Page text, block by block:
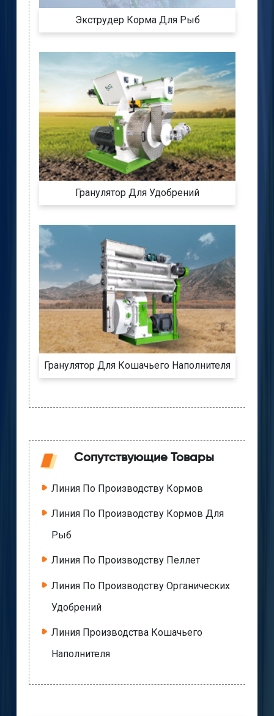
Экструдер Корма Для Рыб
Гранулятор Для Удобрений
Гранулятор Для Кошачьего Наполнителя
Сопутствующие Товары
Линия По Производству Кормов
Линия По Производству Кормов Для
Рыб
Линия По Производству Пеллет
Линия По Производству Органических
Удобрений
Линия Производства Кошачьего
Наполнителя